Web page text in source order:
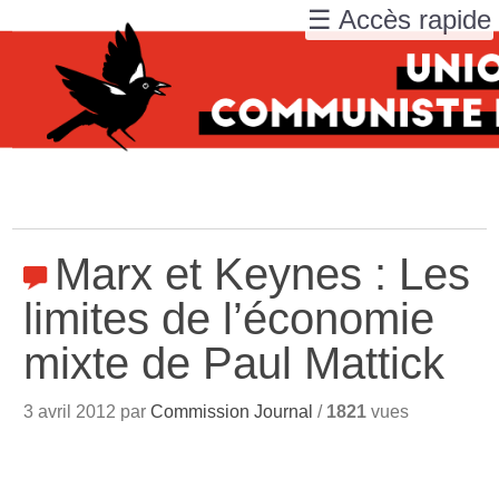
Marx et Keynes : Les
limites de l’économie
mixte de Paul Mattick
3 avril 2012 parCommission Journal / 1821 vues
☰ Accès rapide